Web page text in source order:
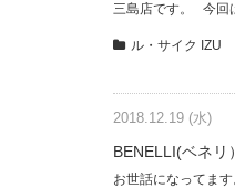
三島店です。 今回
ル・サイク IZU
2018.12.19 (水)
BENELLI(ベネリ
お世話になってま